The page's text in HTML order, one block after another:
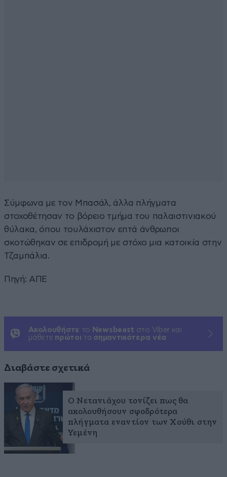
Σύμφωνα με τον Μπασάλ, άλλα πλήγματα
στοχοθέτησαν το βόρειο τμήμα του παλαιστινιακού
θύλακα, όπου τουλάχιστον επτά άνθρωποι
σκοτώθηκαν σε επιδρομή με στόχο μια κατοικία στην
Τζαμπάλια.
Πηγή: ΑΠΕ
Ακολουθήστε το Newsbeast στο Viber και
μάθετε πρώτοι τα σημαντικότερα νέα
Διαβάστε σχετικά
Ο Νετανιάχου τονίζει πως θα
ακολουθήσουν σφοδρότερα
πλήγματα εναντίον των Χούθι στην
Υεμένη